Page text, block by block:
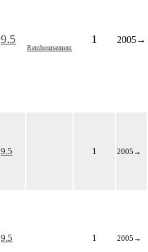
9.5
Remboursement
1 2005→
9.5 1 2005 →
9.5 1 2005 →